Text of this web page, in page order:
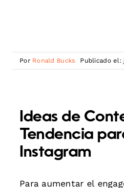
Por Ronald Bucks Publicado el:
Ideas de
Tendencia
Instagram
Para aumentar el